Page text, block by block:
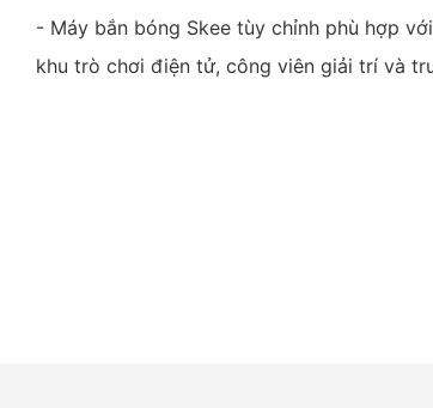
- Máy bắn bóng Skee tùy chỉnh phù hợp
khu trò chơi điện tử, công viên giải trí và